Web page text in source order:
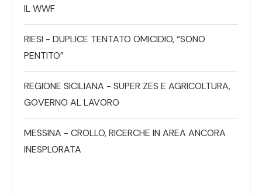
IL WWF
RIESI - DUPLICE TENTATO OMICIDIO, “SONO
PENTITO”
REGIONE SICILIANA - SUPER ZES E AGRICOLTURA,
GOVERNO AL LAVORO
MESSINA - CROLLO, RICERCHE IN AREA ANCORA
INESPLORATA